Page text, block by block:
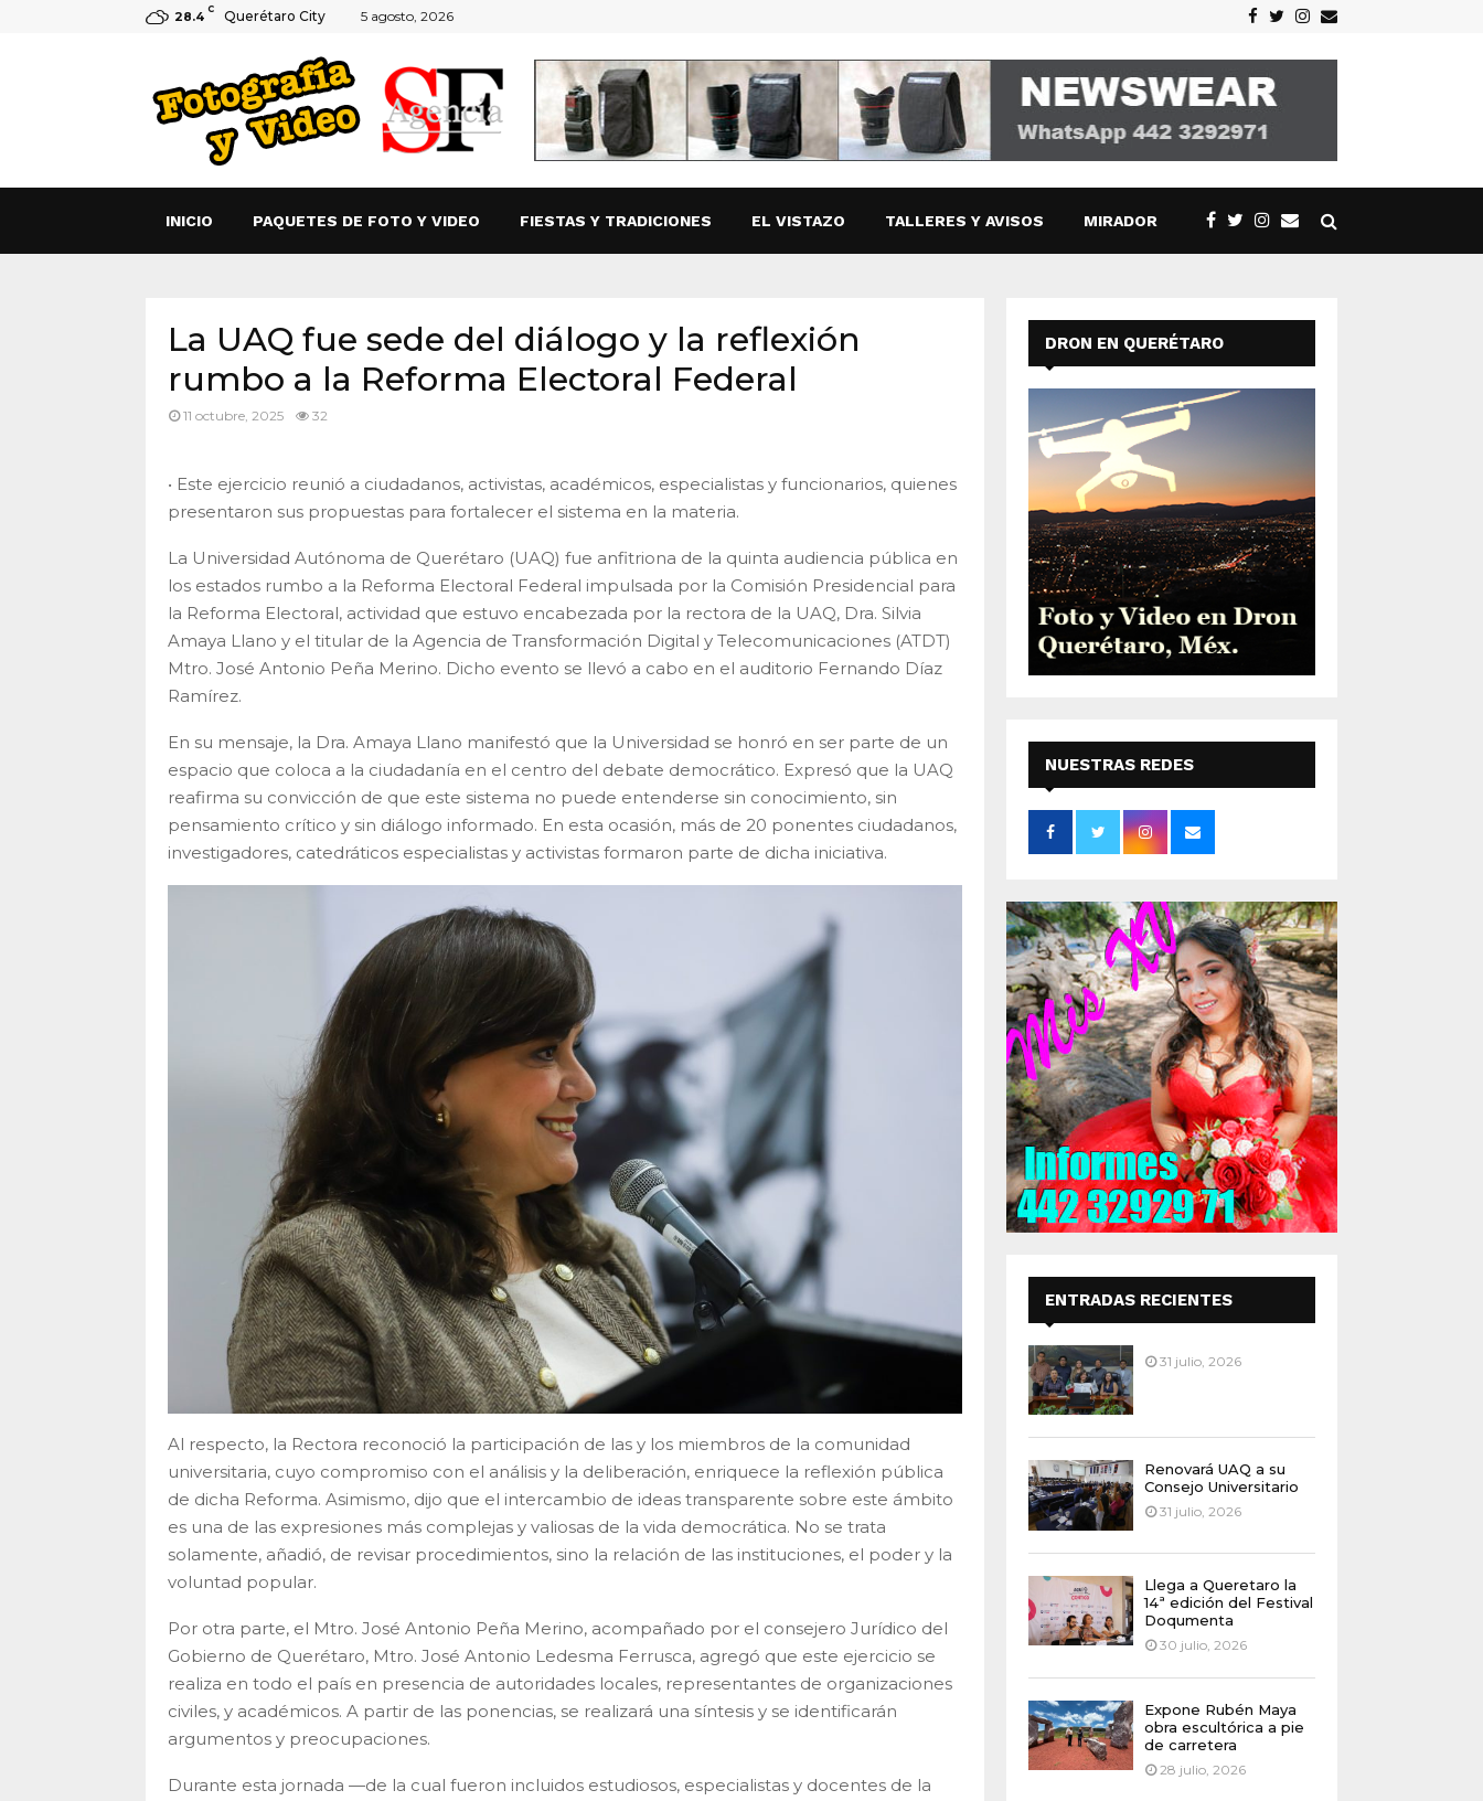
28.4 C Querétaro City 5 agosto, 2026 Facebook
TwitterInstagram
Email
INICIO PAQUETES DE FOTO Y VIDEO FIESTAS Y TRADICIONES EL VISTAZO TALLERES Y AVISOS MIRADOR
La UAQ fue sede del diálogo y la reflexión
rumbo a la Reforma Electoral Federal
11 octubre, 2025 32
• Este ejercicio reunió a ciudadanos, activistas, académicos, especialistas y funcionarios, quienes
presentaron sus propuestas para fortalecer el sistema en la materia.
La Universidad Autónoma de Querétaro (UAQ) fue anfitriona de la quinta audiencia pública en
los estados rumbo a la Reforma Electoral Federal impulsada por la Comisión Presidencial para
la Reforma Electoral, actividad que estuvo encabezada por la rectora de la UAQ, Dra. Silvia
Amaya Llano y el titular de la Agencia de Transformación Digital y Telecomunicaciones (ATDT)
Mtro. José Antonio Peña Merino. Dicho evento se llevó a cabo en el auditorio Fernando Díaz
Ramírez.
En su mensaje, la Dra. Amaya Llano manifestó que la Universidad se honró en ser parte de un
espacio que coloca a la ciudadanía en el centro del debate democrático. Expresó que la UAQ
reafirma su convicción de que este sistema no puede entenderse sin conocimiento, sin
pensamiento crítico y sin diálogo informado. En esta ocasión, más de 20 ponentes ciudadanos,
investigadores, catedráticos especialistas y activistas formaron parte de dicha iniciativa.
Al respecto, la Rectora reconoció la participación de las y los miembros de la comunidad
universitaria, cuyo compromiso con el análisis y la deliberación, enriquece la reflexión pública
de dicha Reforma. Asimismo, dijo que el intercambio de ideas transparente sobre este ámbito
es una de las expresiones más complejas y valiosas de la vida democrática. No se trata
solamente, añadió, de revisar procedimientos, sino la relación de las instituciones, el poder y la
voluntad popular.
Por otra parte, el Mtro. José Antonio Peña Merino, acompañado por el consejero Jurídico del
Gobierno de Querétaro, Mtro. José Antonio Ledesma Ferrusca, agregó que este ejercicio se
realiza en todo el país en presencia de autoridades locales, representantes de organizaciones
civiles, y académicos. A partir de las ponencias, se realizará una síntesis y se identificarán
argumentos y preocupaciones.
Durante esta jornada —de la cual fueron incluidos estudiosos, especialistas y docentes de la
DRON EN QUERÉTARO
NUESTRAS REDES
SOCIALES
ENTRADAS RECIENTES
31 julio, 2026
Renovará UAQ a su
Consejo Universitario
31 julio, 2026
Llega a Queretaro la
14ª edición del Festival
Doqumenta
30 julio, 2026
Expone Rubén Maya
obra escultórica a pie
de carretera
28 julio, 2026